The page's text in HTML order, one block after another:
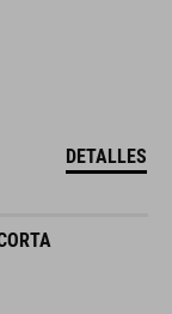
DETALLES